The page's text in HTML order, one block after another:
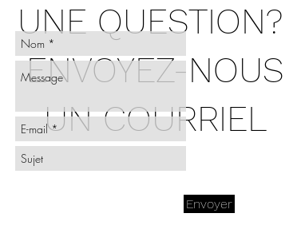
UNE QUESTION?
ENVOYEZ-NOUS
UN COURRIEL
Envoyer